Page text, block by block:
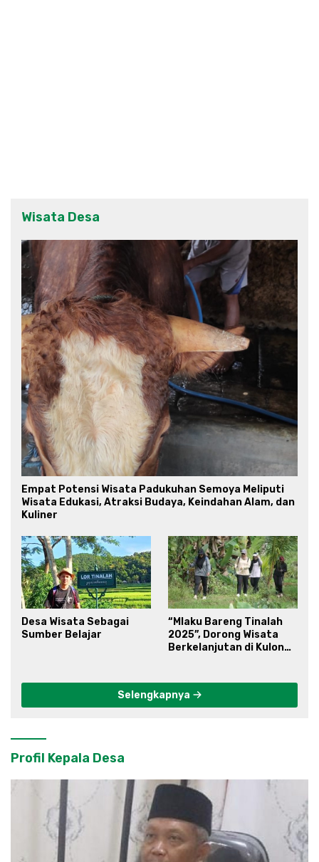
Wisata Desa
Empat Potensi Wisata Padukuhan Semoya Meliputi
Wisata Edukasi, Atraksi Budaya, Keindahan Alam, dan
Kuliner
Desa Wisata Sebagai
Sumber Belajar
“Mlaku Bareng Tinalah
2025”, Dorong Wisata
Berkelanjutan di Kulon
Selengkapnya
Profil Kepala Desa